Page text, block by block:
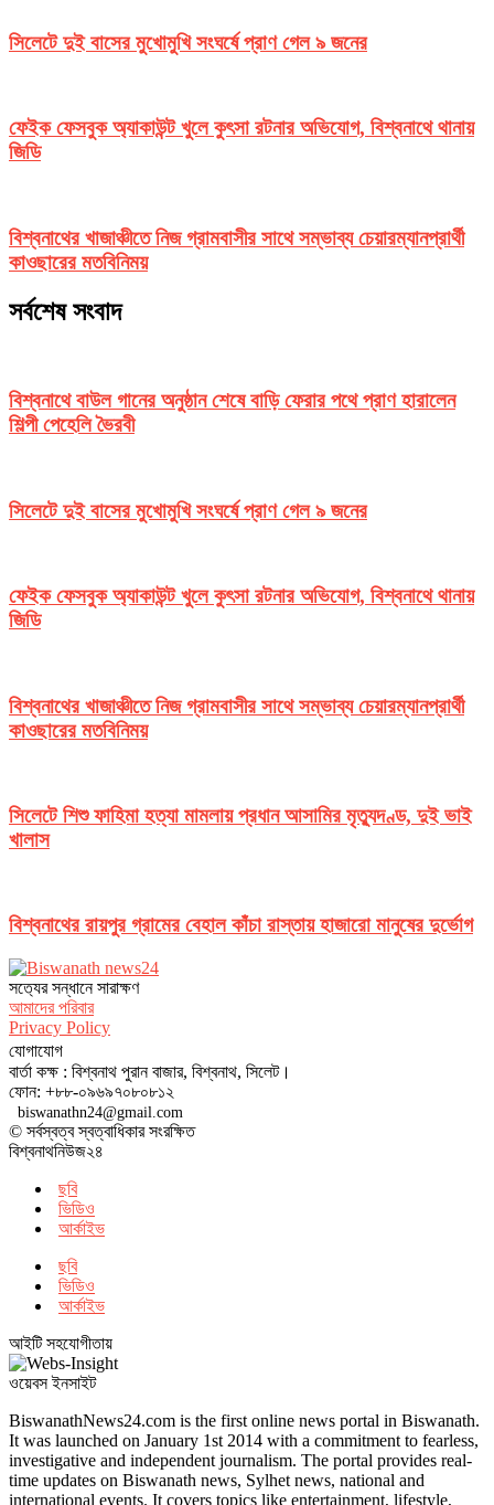
সিলেটে দুই বাসের মুখোমুখি সংঘর্ষে প্রাণ গেল ৯ জনের
ফেইক ফেসবুক অ্যাকাউন্ট খুলে কুৎসা রটনার অভিযোগ, বিশ্বনাথে থানায়
জিডি
বিশ্বনাথের খাজাঞ্চীতে নিজ গ্রামবাসীর সাথে সম্ভাব্য চেয়ারম্যানপ্রার্থী
কাওছারের মতবিনিময়
সর্বশেষ সংবাদ
বিশ্বনাথে বাউল গানের অনুষ্ঠান শেষে বাড়ি ফেরার পথে প্রাণ হারালেন
শিল্পী পেহেলি ভৈরবী
সিলেটে দুই বাসের মুখোমুখি সংঘর্ষে প্রাণ গেল ৯ জনের
ফেইক ফেসবুক অ্যাকাউন্ট খুলে কুৎসা রটনার অভিযোগ, বিশ্বনাথে থানায়
জিডি
বিশ্বনাথের খাজাঞ্চীতে নিজ গ্রামবাসীর সাথে সম্ভাব্য চেয়ারম্যানপ্রার্থী
কাওছারের মতবিনিময়
সিলেটে শিশু ফাহিমা হত্যা মামলায় প্রধান আসামির মৃত্যুদণ্ড, দুই ভাই
খালাস
বিশ্বনাথের রায়পুর গ্রামের বেহাল কাঁচা রাস্তায় হাজারো মানুষের দুর্ভোগ
সত‌্যের সন্ধানে সারাক্ষণ
আমাদের পরিবার
Privacy Policy
যোগাযোগ
বার্তা কক্ষ : বিশ্বনাথ পুরান বাজার, বিশ্বনাথ, সিলেট।
ফোন: +৮৮-০৯৬৯৭০৮০৮১২
biswanathn24@gmail.com
© সর্বস্বত্ব স্বত্বাধিকার সংরক্ষিত
বিশ্বনাথনিউজ২৪
ছবি
ভিডিও
আর্কাইভ
ছবি
ভিডিও
আর্কাইভ
আইটি সহযোগীতায়
ওয়েবস ইনসাইট
BiswanathNews24.com is the first online news portal in Biswanath.
It was launched on January 1st 2014 with a commitment to fearless,
investigative and independent journalism. The portal provides real-
time updates on Biswanath news, Sylhet news, national and
international events. It covers topics like entertainment, lifestyle,